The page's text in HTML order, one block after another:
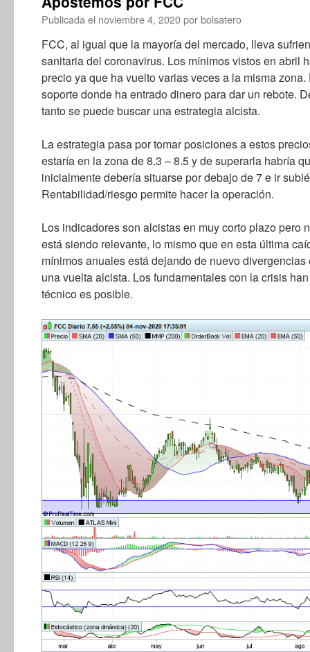
Publicada el noviembre 4, 2020porbolsatero
FCC, al igual que la mayoría del mercado, lleva
sanitaria del coronavirus. Los mínimos vistos en abril
precio ya que ha vuelto varias veces a la misma
soporte donde ha entrado dinero para dar un rebote.
tanto se puede buscar una estrategia alcista.
La estrategia pasa por tomar posiciones a estos
estaría en la zona de 8.3 – 8.5 y de superarla habría
inicialmente debería situarse por debajo de 7 e ir
Rentabilidad/riesgo permite hacer la operación.
Los indicadores son alcistas en muy corto plazo pero
está siendo relevante, lo mismo que en esta última
mínimos anuales está dejando de nuevo
una vuelta alcista. Los fundamentales con la crisis
técnico es posible.